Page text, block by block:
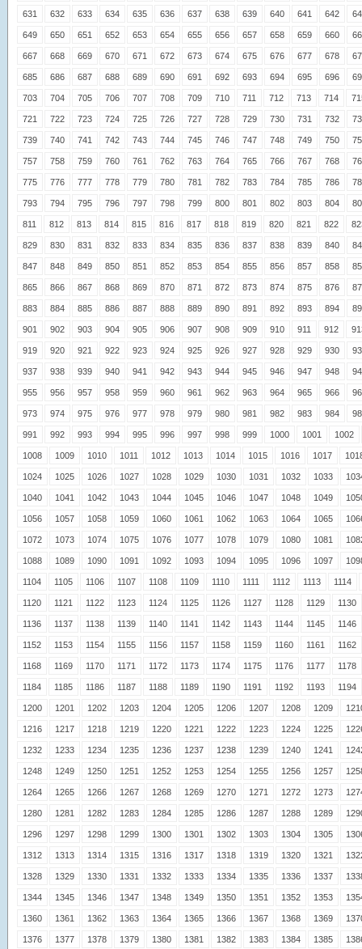
631 632 633 634 635 636 637 638 639 640 641 642
649 650 651 652 653 654 655 656 657 658 659 660
667 668 669 670 671 672 673 674 675 676 677 678
685 686 687 688 689 690 691 692 693 694 695 696
703 704 705 706 707 708 709 710 711 712 713 714
721 722 723 724 725 726 727 728 729 730 731 732
739 740 741 742 743 744 745 746 747 748 749 750
757 758 759 760 761 762 763 764 765 766 767 768
775 776 777 778 779 780 781 782 783 784 785 786
793 794 795 796 797 798 799 800 801 802 803 804
811 812 813 814 815 816 817 818 819 820 821 822
829 830 831 832 833 834 835 836 837 838 839 840
847 848 849 850 851 852 853 854 855 856 857 858
865 866 867 868 869 870 871 872 873 874 875 876
883 884 885 886 887 888 889 890 891 892 893 894
901 902 903 904 905 906 907 908 909 910 911 912
919 920 921 922 923 924 925 926 927 928 929 930
937 938 939 940 941 942 943 944 945 946 947 948
955 956 957 958 959 960 961 962 963 964 965 966
973 974 975 976 977 978 979 980 981 982 983 984
991 992 993 994 995 996 997 998 999 1000 1001 1002
1008 1009 1010 1011 1012 1013 1014 1015 1016 1017
1024 1025 1026 1027 1028 1029 1030 1031 1032 1033
1040 1041 1042 1043 1044 1045 1046 1047 1048 1049
1056 1057 1058 1059 1060 1061 1062 1063 1064 1065
1072 1073 1074 1075 1076 1077 1078 1079 1080 1081
1088 1089 1090 1091 1092 1093 1094 1095 1096 1097
1104 1105 1106 1107 1108 1109 1110 1111 1112 1113 1114
1120 1121 1122 1123 1124 1125 1126 1127 1128 1129 1130
1136 1137 1138 1139 1140 1141 1142 1143 1144 1145 1146
1152 1153 1154 1155 1156 1157 1158 1159 1160 1161 1162
1168 1169 1170 1171 1172 1173 1174 1175 1176 1177 1178
1184 1185 1186 1187 1188 1189 1190 1191 1192 1193 1194
1200 1201 1202 1203 1204 1205 1206 1207 1208 1209
1216 1217 1218 1219 1220 1221 1222 1223 1224 1225
1232 1233 1234 1235 1236 1237 1238 1239 1240 1241
1248 1249 1250 1251 1252 1253 1254 1255 1256 1257
1264 1265 1266 1267 1268 1269 1270 1271 1272 1273
1280 1281 1282 1283 1284 1285 1286 1287 1288 1289
1296 1297 1298 1299 1300 1301 1302 1303 1304 1305
1312 1313 1314 1315 1316 1317 1318 1319 1320 1321
1328 1329 1330 1331 1332 1333 1334 1335 1336 1337
1344 1345 1346 1347 1348 1349 1350 1351 1352 1353
1360 1361 1362 1363 1364 1365 1366 1367 1368 1369
1376 1377 1378 1379 1380 1381 1382 1383 1384 1385